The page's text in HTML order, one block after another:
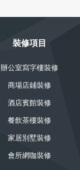
裝修項目
辦公室寫字樓裝修
商場店鋪裝修
酒店賓館裝修
餐飲茶樓裝修
家居別墅裝修
會所網咖裝修